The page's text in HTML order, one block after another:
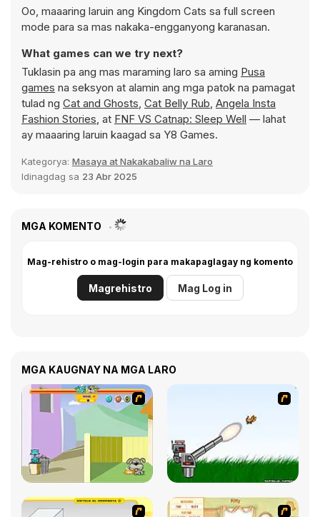
Oo, maaaring laruin ang Kingdom Cats sa full screen
mode para sa mas nakaka-engganyong karanasan.
What games can we try next?
Tuklasin pa ang mas maraming laro sa aming Pusa
games na seksyon at alamin ang mga patok na pamagat
tulad ng Cat and Ghosts, Cat Belly Rub, Angela Insta
Fashion Stories, at FNF VS Catnap: Sleep Well — lahat
ay maaaring laruin kaagad sa Y8 Games.
Kategorya: Masaya at Nakakabaliw na Laro
Idinagdag sa 23 Abr 2025
MGA KOMENTO
Mag-rehistro o mag-login para makapaglagay ng komento
Magrehistro Mag Log in
MGA KAUGNAY NA MGA LARO